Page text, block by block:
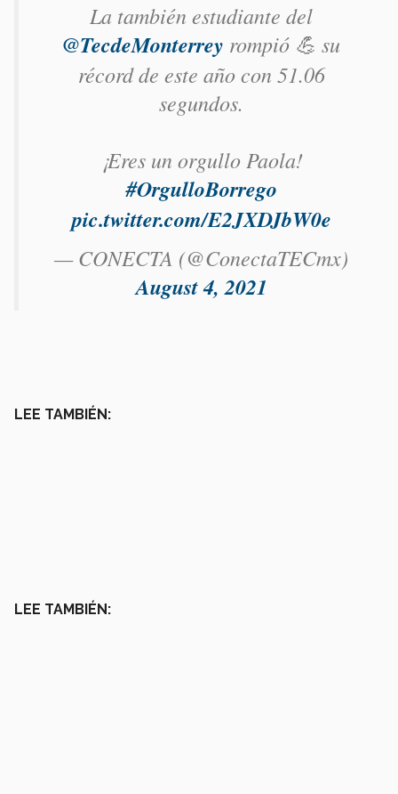
La también estudiante del
@TecdeMonterrey rompió 💪 su
récord de este año con 51.06
segundos.
¡Eres un orgullo Paola!
#OrgulloBorrego
pic.twitter.com/E2JXDJbW0e
— CONECTA (@ConectaTECmx)
August 4, 2021
LEE TAMBIÉN:
LEE TAMBIÉN: